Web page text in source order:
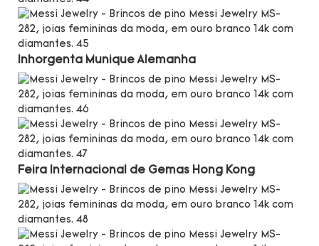
Inhorgenta MuniqueAlemanha
Feira Internacional de Gemas Hong Kong